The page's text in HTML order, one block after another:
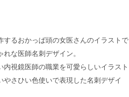
するおかっぱ頭の女医さんのイラストで
れな医師名刺デザイン。
内視鏡医師の職業を可愛らしいイラスト
やさひい色使いで表現した名刺デザイ